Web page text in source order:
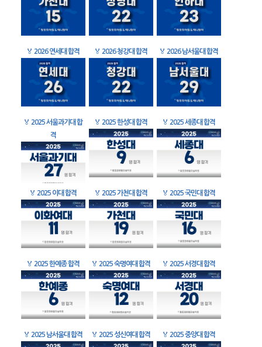
🏅 2026 연세대 합격 🏅 2026 청강대 합격 🏅 2026 남서울대 합격
🏅 2025 서울과기대 합
격
🏅 2025 한성대 합격 🏅 2025 세종대 합격
🏅 2025 이대 합격 🏅 2025 가천대 합격 🏅 2025 국민대 합격
🏅 2025 한예종 합격 🏅 2025 숙명여대 합격 🏅 2025 서경대 합격
🏅 2025 남서울대 합격 🏅 2025 성신여대 합격 🏅 2025 중앙대 합격